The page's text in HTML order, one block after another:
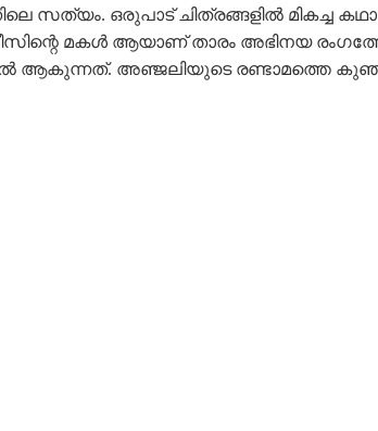
സത്യം. ഒരുപാട് ചിത്രങ്ങളിൽ മികച്ച
മകൾ ആയാണ് താരം അഭിനയ
അഞ്ജലിയുടെ രണ്ടാമത്തെ